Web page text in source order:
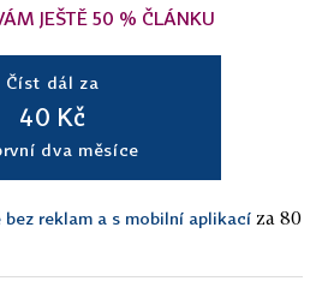
JEŠTĚ 50 % ČLÁNKU
Číst dál za
40 Kč
dva měsíce
bez reklam a s mobilní aplikací za 80